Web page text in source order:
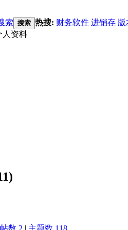
索 搜索 热搜: 财务软件 进销存 版
人资料